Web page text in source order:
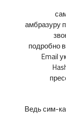
амбразуру
подробно
Email
Ведь сим-